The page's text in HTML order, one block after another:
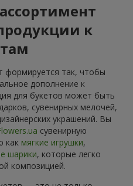
к
формируется так, чтобы
дополнение к
для букетов может быть
сувенирных мелочей,
украшений. Вы
сувенирную
как мягкие игрушки,
шарики, которые легко
композицией.